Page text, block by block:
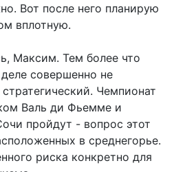
Вот после него планирую
вплотную.
Максим. Тем более что
совершенно не
Чемпионат
Валь ди Фьемме и
пройдут - вопрос этот
в среднегорье.
риска конкретно для